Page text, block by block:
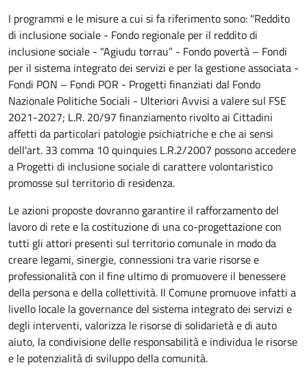
I programmi e le misure a cui si fa riferimento sono: "Reddito
di inclusione sociale - Fondo regionale per il reddito di
inclusione sociale - "Agiudu torrau” - Fondo povertà – Fondi
per il sistema integrato dei servizi e per la gestione associata -
Fondi PON – Fondi POR - Progetti finanziati dal Fondo
Nazionale Politiche Sociali - Ulteriori Avvisi a valere sul FSE
2021-2027; L.R. 20/97 finanziamento rivolto ai Cittadini
affetti da particolari patologie psichiatriche e che ai sensi
dell'art. 33 comma 10 quinquies L.R.2/2007 possono accedere
a Progetti di inclusione sociale di carattere volontaristico
promosse sul territorio di residenza.
Le azioni proposte dovranno garantire il rafforzamento del
lavoro di rete e la costituzione di una co-progettazione con
tutti gli attori presenti sul territorio comunale in modo da
creare legami, sinergie, connessioni tra varie risorse e
professionalità con il fine ultimo di promuovere il benessere
della persona e della collettività. Il Comune promuove infatti a
livello locale la governance del sistema integrato dei servizi e
degli interventi, valorizza le risorse di solidarietà e di auto
aiuto, la condivisione delle responsabilità e individua le risorse
e le potenzialità di sviluppo della comunità.